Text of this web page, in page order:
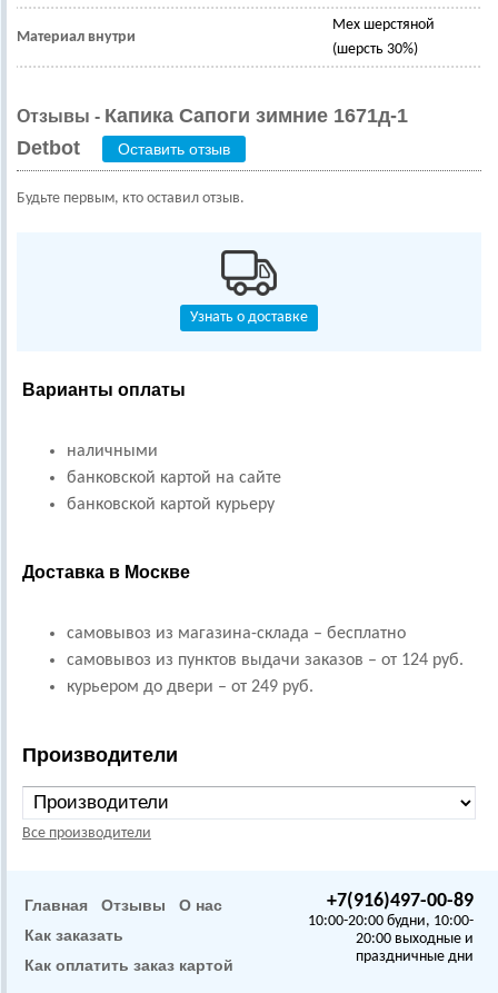
Материал внутри
Мех шерстяной
(шерсть 30%)
Отзывы - Капика Сапоги зимние 1671д-1
Detbot
Оставить отзыв
Будьте первым, кто оставил отзыв.
Узнать о доставке
Варианты оплаты
наличными
банковской картой на сайте
банковской картой курьеру
Доставка в Москве
самовывоз из магазина-склада – бесплатно
самовывоз из пунктов выдачи заказов – от 124 руб.
курьером до двери – от 249 руб.
Производители
Все производители
+7(916)497-00-89
10:00-20:00 будни, 10:00-
20:00 выходные и
праздничные дни
Главная Отзывы
О нас
Как заказать
Как оплатить заказ картой